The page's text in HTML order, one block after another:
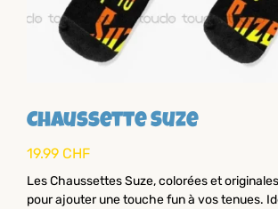
Chaussette Suze
19.99 CHF
Les Chaussettes Suze, colorées et
pour ajouter une touche fun à vos tenues.